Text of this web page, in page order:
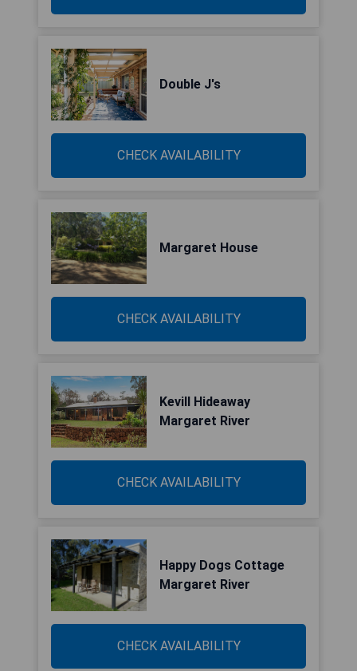
Double J's
CHECK AVAILABILITY
Margaret House
CHECK AVAILABILITY
Kevill Hideaway
Margaret River
CHECK AVAILABILITY
Happy Dogs Cottage
Margaret River
CHECK AVAILABILITY